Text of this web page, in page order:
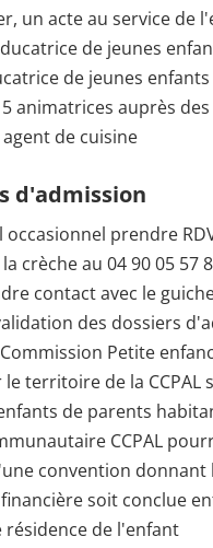
un acte au service de
de jeunes
de jeunes
animatrices auprès
de cuisine
d'admission
occasionnel prendre
crèche au 04 90 05 57
contact avec le
des dossiers
Petite
territoire de la CCPAL
de parents
CCPAL
convention donnant
soit conclue
résidence de l'enfant